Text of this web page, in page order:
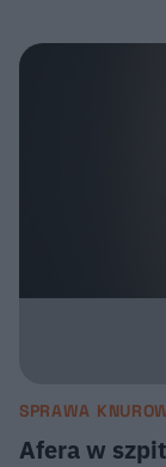
SPRAWA
Afera w